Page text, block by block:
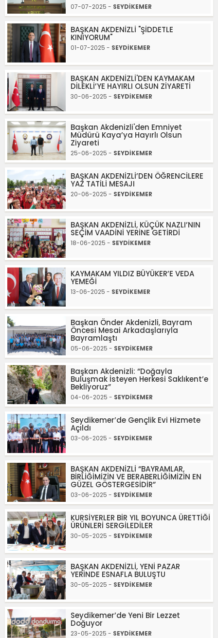
07-07-2025 - SEYDİKEMER
BAŞKAN AKDENİZLİ "ŞİDDETLE
KINIYORUM"
01-07-2025 - SEYDİKEMER
BAŞKAN AKDENİZLİ'DEN KAYMAKAM
DİLEKLİ’YE HAYIRLI OLSUN ZİYARETİ
30-06-2025 - SEYDİKEMER
Başkan Akdenizli'den Emniyet
Müdürü Kaya’ya Hayırlı Olsun
Ziyareti
25-06-2025 - SEYDİKEMER
BAŞKAN AKDENİZLİ’DEN ÖĞRENCİLERE
YAZ TATİLİ MESAJI
20-06-2025 - SEYDİKEMER
BAŞKAN AKDENİZLİ, KÜÇÜK NAZLI’NIN
SEÇİM VAADİNİ YERİNE GETİRDİ
18-06-2025 - SEYDİKEMER
KAYMAKAM YILDIZ BÜYÜKER’E VEDA
YEMEĞİ
13-06-2025 - SEYDİKEMER
Başkan Önder Akdenizli, Bayram
Öncesi Mesai Arkadaşlarıyla
Bayramlaştı
05-06-2025 - SEYDİKEMER
Başkan Akdenizli: “Doğayla
Buluşmak İsteyen Herkesi Saklıkent’e
Bekliyoruz”
04-06-2025 - SEYDİKEMER
Seydikemer’de Gençlik Evi Hizmete
Açıldı
03-06-2025 - SEYDİKEMER
BAŞKAN AKDENİZLİ “BAYRAMLAR,
BİRLİĞİMİZİN VE BERABERLİĞİMİZİN EN
GÜZEL GÖSTERGESİDİR”
03-06-2025 - SEYDİKEMER
KURSİYERLER BİR YIL BOYUNCA ÜRETTİĞİ
ÜRÜNLERİ SERGİLEDİLER
30-05-2025 - SEYDİKEMER
BAŞKAN AKDENİZLİ, YENİ PAZAR
YERİNDE ESNAFLA BULUŞTU
30-05-2025 - SEYDİKEMER
Seydikemer’de Yeni Bir Lezzet
Doğuyor
23-05-2025 - SEYDİKEMER